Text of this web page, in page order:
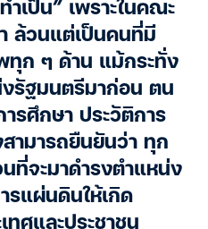
ำเป็น” เพราะในคณะ
ล้วนแต่เป็นคนที่มี
ทุก ๆ ด้าน แม้กระทั่ง
งรัฐมนตรีมาก่อน ตน
รศึกษา ประวัติการ
ามารถยืนยันว่า ทุก
จะมาดำรงตำแหน่ง
รแผ่นดินให้เกิด
ทศและประชาชน